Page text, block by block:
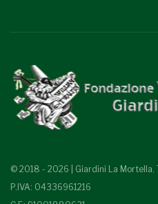
© 2018 - 2026 | Giardini La
P.IVA: 04336961216